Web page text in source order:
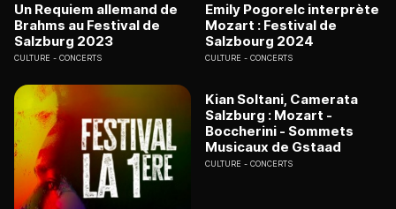
Un Requiem allemand de
Brahms au Festival de
Salzburg 2023
CULTURE CONCERTS
Emily Pogorelc interprète
Mozart : Festival de
Salzbourg 2024
CULTURE CONCERTS
Kian Soltani, Camerata
Salzburg : Mozart -
Boccherini - Sommets
Musicaux de Gstaad
CULTURE CONCERTS